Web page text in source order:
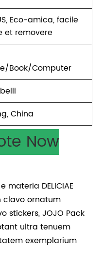
Eco-amica, facile
et removere
Book/Computer
China
Now
materia DELICIAE
clavo ornatum
stickers, JOJO Pack
ultra tenuem
exemplarium